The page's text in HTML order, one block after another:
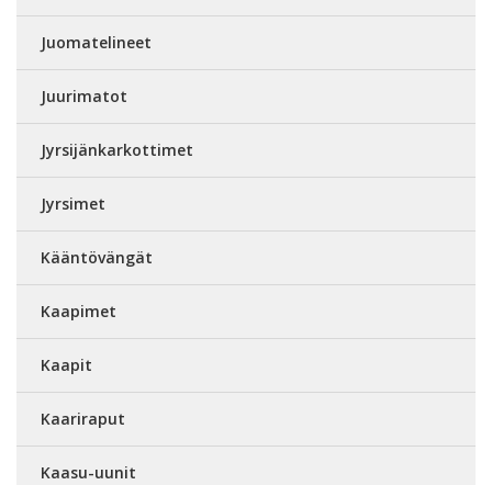
Juomatelineet
Juurimatot
Jyrsijänkarkottimet
Jyrsimet
Kääntövängät
Kaapimet
Kaapit
Kaariraput
Kaasu-uunit